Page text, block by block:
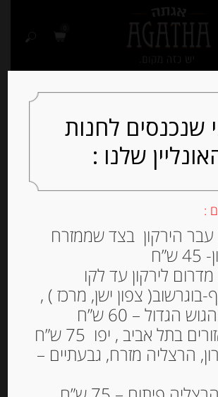
פלטת גבינות לאירוח, 900
שנכנסים לחנות
שלנו :
:
הירקון בצד שממזרח
לירקון עד לקו
בוגרשוב( צפון ישן, מרכז ) ,
הגדול – 60 ש”ח
בתל אביב , יפו 75 ש”ח
הרצליה מזרח, גבעתיים –